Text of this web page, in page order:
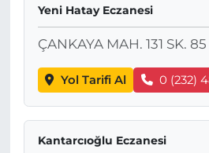
Yeni Hatay Eczanesi
ÇANKAYA MAH. 131 SK. 85
Yol Tarifi Al 0 (232)
Kantarcıoğlu Eczanesi